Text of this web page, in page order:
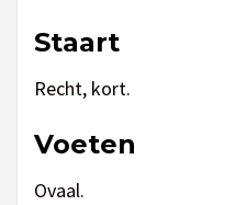
Staart
Recht, kort.
Voeten
Ovaal.